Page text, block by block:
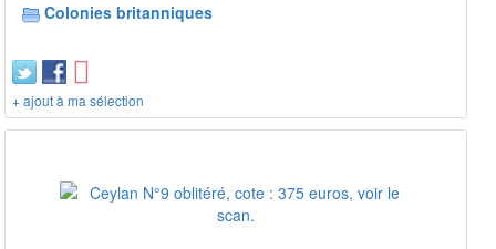
Colonies britanniques
+ ajout à ma sélection